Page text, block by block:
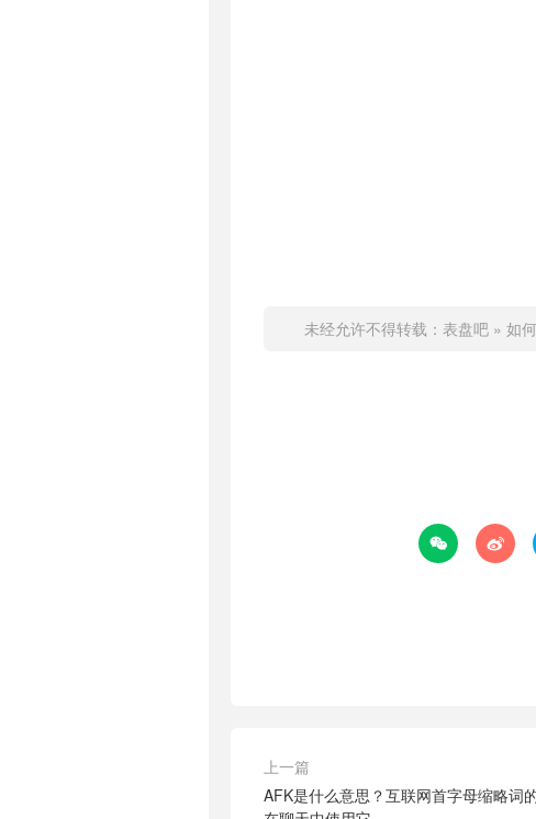
未经允许不得转载： 表盘吧 » 如
 
上一篇
AFK是什么意思？互联网首字母缩略词